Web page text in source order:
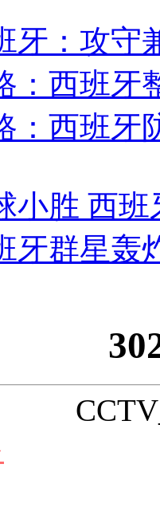
牙：攻守
：西班牙
：西班牙
小胜 西
牙群星轰